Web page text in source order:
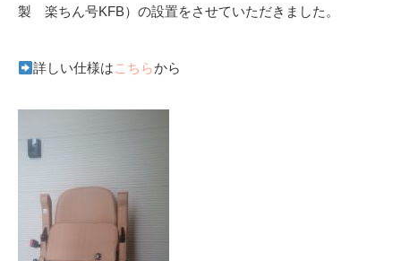
製 楽ちん号KFB）の設置をさせていただきました。
詳しい仕様はこちらから